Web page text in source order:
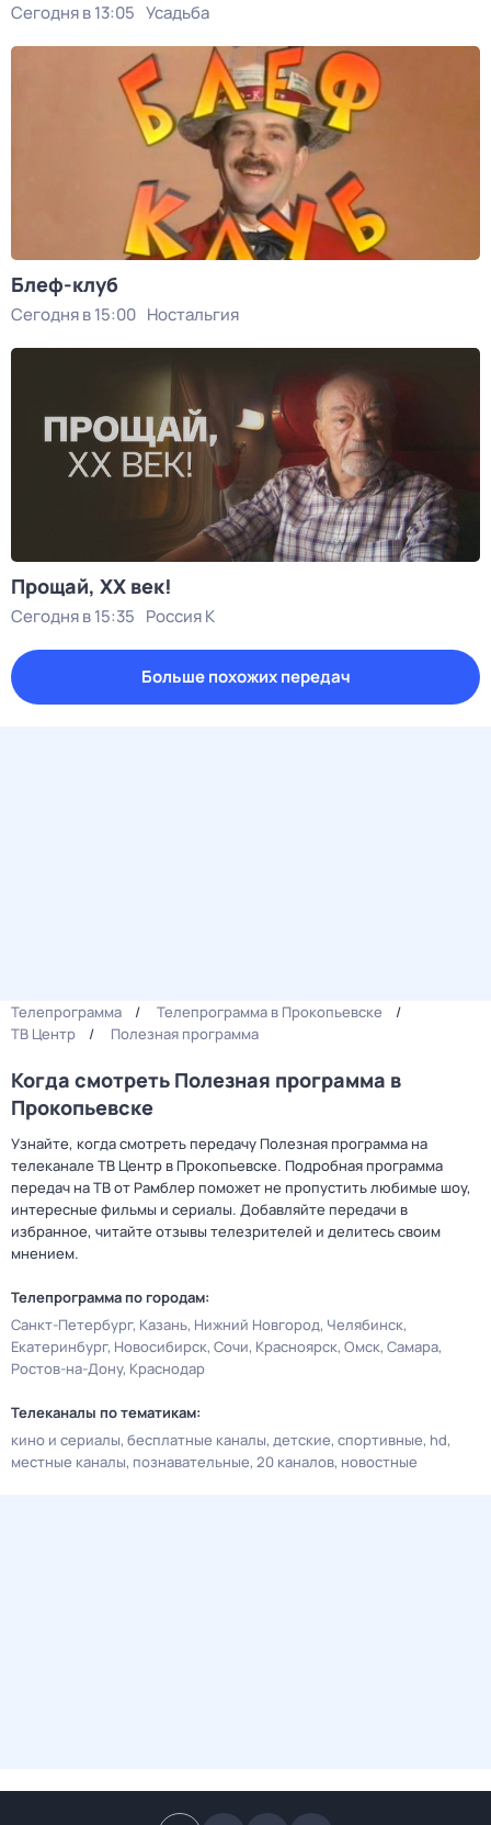
Сегодня в 13:05 Усадьба
Блеф-клуб
Сегодня в 15:00 Ностальгия
Прощай, ХХ век!
Сегодня в 15:35 Россия К
Больше похожих передач
Телепрограмма
Телепрограмма в Прокопьевске
ТВ Центр
Полезная программа
Когда смотреть Полезная программа в
Прокопьевске
Узнайте, когда смотреть передачу Полезная программа на
телеканале ТВ Центр в Прокопьевске. Подробная программа
передач на ТВ от Рамблер поможет не пропустить любимые шоу,
интересные фильмы и сериалы. Добавляйте передачи в
избранное, читайте отзывы телезрителей и делитесь своим
мнением.
Телепрограмма по городам:
Санкт-Петербург Казань Нижний Новгород Челябинск
Екатеринбург Новосибирск Сочи Красноярск Омск Самара
Ростов-на-Дону Краснодар
Телеканалы по тематикам:
кино и сериалы бесплатные каналы детские спортивные hd
местные каналы познавательные 20 каналов новостные